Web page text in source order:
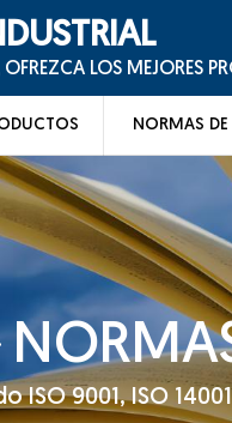
LOS MEJORES
NORMAS DE
ISO 9001, ISO